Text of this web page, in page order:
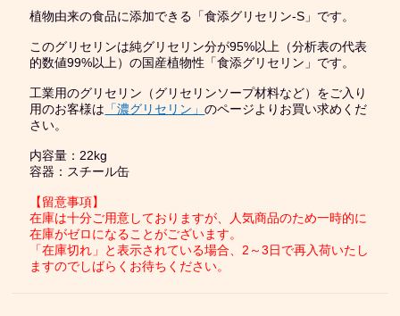
植物由来の食品に添加できる「食添グリセリン‐S」です。
このグリセリンは純グリセリン分が95%以上（分析表の代表
的数値99%以上）の国産植物性「食添グリセリン」です。
工業用のグリセリン（グリセリンソープ材料など）をご入り
用のお客様は 「濃グリセリン」のページよりお買い求めくだ
さい。
内容量：22kg
容器：スチール缶
【留意事項】
在庫は十分ご用意しておりますが、人気商品のため一時的に
在庫がゼロになることがございます。
「在庫切れ」と表示されている場合、2～3日で再入荷いたし
ますのでしばらくお待ちください。